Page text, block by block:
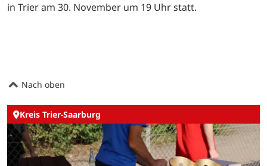
in Trier am 30. November um 19 Uhr statt.
Nach oben
Kreis Trier-Saarburg